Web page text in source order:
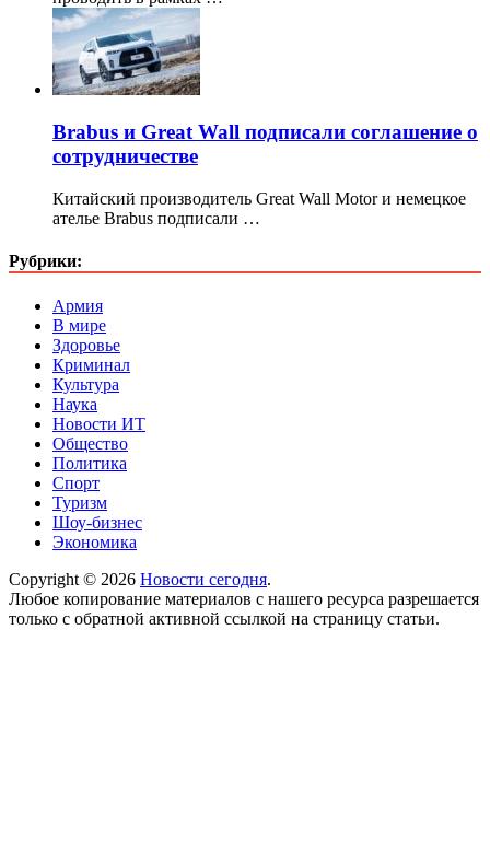
Brabus и Great Wall подписали соглашение о
сотрудничестве
Китайский производитель Great Wall Motor и немецкое
ателье Brabus подписали …
Рубрики:
Армия
В мире
Здоровье
Криминал
Культура
Наука
Новости ИТ
Общество
Политика
Спорт
Туризм
Шоу-бизнес
Экономика
Copyright © 2026 Новости сегодня.
Любое копирование материалов с нашего ресурса разрешается
только с обратной активной ссылкой на страницу статьи.